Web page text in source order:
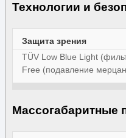
Технологии и
Защита зрения
TÜV Low Blue Light
Free (подавление
Массогабаритные